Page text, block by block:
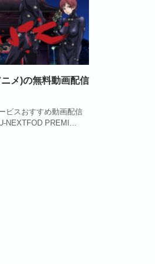
メ)の無料動画配信
ビスおすすめ動画配信
NEXTFOD PREMI...